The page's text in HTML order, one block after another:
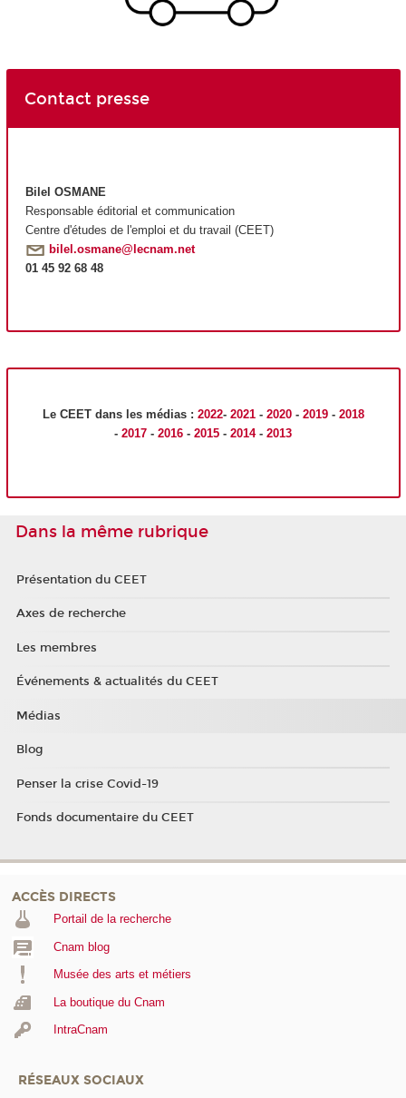
Contact presse
Bilel OSMANE
Responsable éditorial et communication
Centre d'études de l'emploi et du travail (CEET)
bilel.osmane@lecnam.net
01 45 92 68 48
Le CEET dans les médias : 2022- 2021- 2020- 2019- 2018
- 2017 - 2016 - 2015 - 2014- 2013
Dans la même rubrique
Présentation du CEET
Axes de recherche
Les membres
Événements & actualités du CEET
Médias
Blog
Penser la crise Covid-19
Fonds documentaire du CEET
ACCÈS DIRECTS
Portail de la recherche
Cnam blog
Musée des arts et métiers
La boutique du Cnam
IntraCnam
RÉSEAUX SOCIAUX